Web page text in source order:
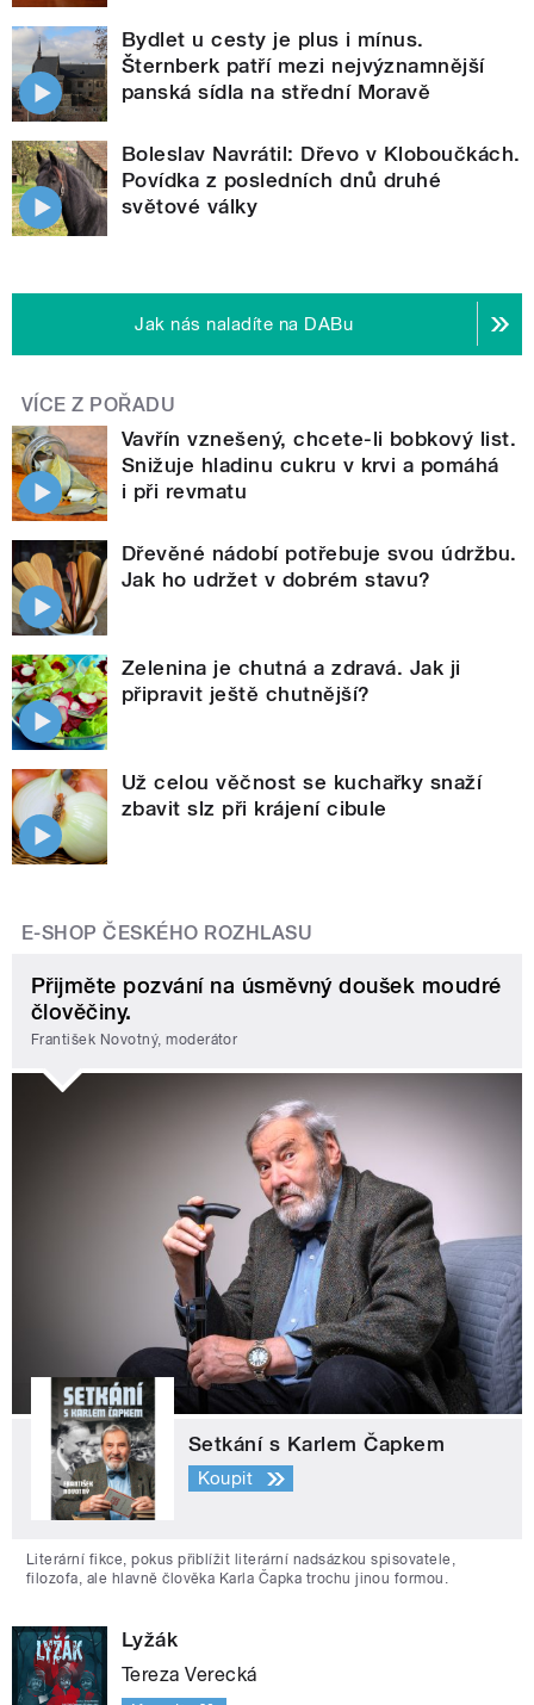
Bydlet u cesty je plus i mínus.
Šternberk patří mezi nejvýznamnější
panská sídla na střední Moravě
Boleslav Navrátil: Dřevo v Kloboučkách.
Povídka z posledních dnů druhé
světové války
Jak nás naladíte na DABu
VÍCE Z POŘADU
Vavřín vznešený, chcete-li bobkový list.
Snižuje hladinu cukru v krvi a pomáhá
i při revmatu
Dřevěné nádobí potřebuje svou údržbu.
Jak ho udržet v dobrém stavu?
Zelenina je chutná a zdravá. Jak ji
připravit ještě chutnější?
Už celou věčnost se kuchařky snaží
zbavit slz při krájení cibule
E-SHOP ČESKÉHO ROZHLASU
Přijměte pozvání na úsměvný doušek moudré
člověčiny.
František Novotný, moderátor
Setkání s Karlem Čapkem
Koupit
Literární fikce, pokus přiblížit literární nadsázkou spisovatele,
filozofa, ale hlavně člověka Karla Čapka trochu jinou formou.
Lyžák
Tereza Verecká